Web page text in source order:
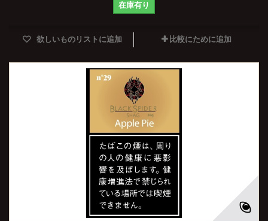
在庫有り
欲しいものリストに追加 比較にために追加